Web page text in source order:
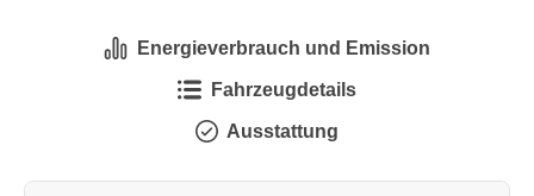
Energieverbrauch und Emission
Fahrzeugdetails
Ausstattung